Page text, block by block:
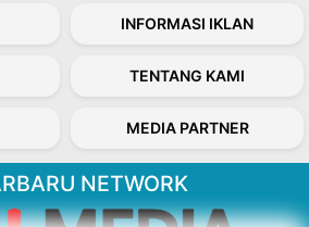
INFORMASI IKLAN
TENTANG KAMI
MEDIA PARTNER
NETWORK